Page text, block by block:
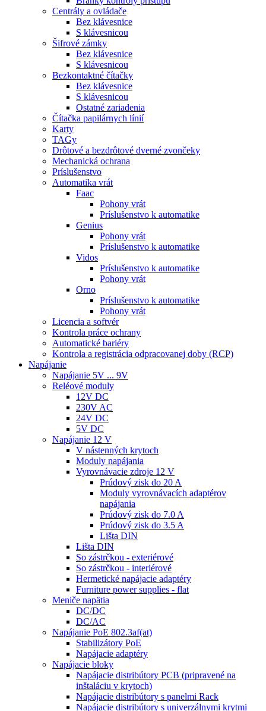
Centrály a ovládače
Bez klávesnice
S klávesnicou
Šifrové zámky
Bez klávesnice
S klávesnicou
Bezkontaktné čítačky
Bez klávesnice
S klávesnicou
Ostatné zariadenia
Čítačka papilárnych línií
Karty
TAGy
Drôtové a bezdrôtové dverné zvončeky
Mechanická ochrana
Príslušenstvo
Automatika vrát
Faac
Pohony vrát
Príslušenstvo k automatike
Genius
Pohony vrát
Príslušenstvo k automatike
Vidos
Príslušenstvo k automatike
Pohony vrát
Orno
Príslušenstvo k automatike
Pohony vrát
Licencia a softvér
Kontrola práce ochrany
Automatické bariéry
Kontrola a registrácia odpracovanej doby (RCP)
Napájanie
Napájanie 5V ... 9V
Reléové moduly
12V DC
230V AC
24V DC
5V DC
Napájanie 12 V
V nástenných krytoch
Moduly napájania
Vyrovnávacie zdroje 12 V
Prúdový zisk do 20 A
Moduly vyrovnávacích adaptérov
napájania
Prúdový zisk do 7.0 A
Prúdový zisk do 3.5 A
Lišta DIN
Lišta DIN
So zástrčkou - exteriérové
So zástrčkou - interiérové
Hermetické napájacie adaptéry
Furniture power supplies - flat
Meniče napätia
DC/DC
DC/AC
Napájanie PoE 802.3af(at)
Stabilizátory PoE
Napájacie adaptéry
Napájacie bloky
Napájacie distribútory PCB (pripravené na
inštaláciu v krytoch)
Napájacie distribútory s panelmi Rack
Napájacie distribútory s univerzálnymi krytmi